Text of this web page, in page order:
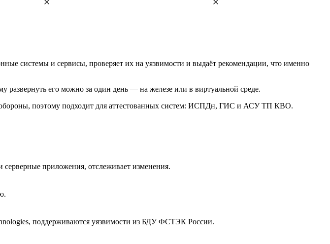
системы и сервисы, проверяет их на уязвимости и выдаёт рекомендации, что именно
развернуть его можно за один день — на железе или в виртуальной среде.
поэтому подходит для аттестованных систем: ИСПДн, ГИС и АСУ ТП КВО.
серверные приложения, отслеживает изменения.
поддерживаются уязвимости из БДУ ФСТЭК России.